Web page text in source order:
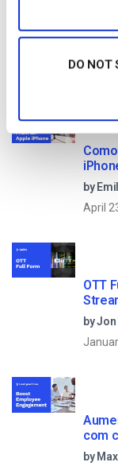
DO NOT
by
April
OTT
by
com
by